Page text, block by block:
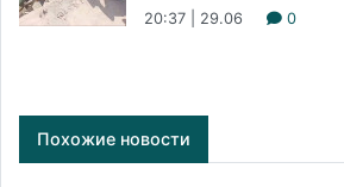
20:37 | 29.06 0
Похожие новости